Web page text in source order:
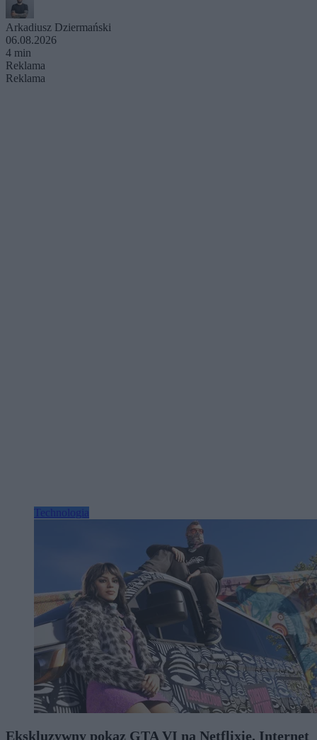
Arkadiusz Dziermański
06.08.2026
4 min
Reklama
Reklama
Technologia
Ekskluzywny pokaz GTA VI na Netflixie. Internet